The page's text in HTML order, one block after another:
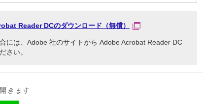
Reader DCのダウンロード（無償）
には、Adobe 社のサイトから Adobe Acrobat Reader DC
さい。
きます